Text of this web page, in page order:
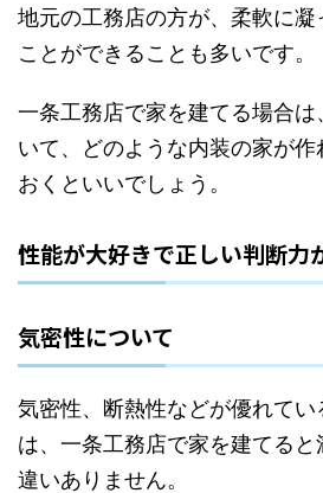
地元の工務店の方が、柔軟に
ことができることも多いです。
一条工務店で家を建てる場合は
いて、どのような内装の家が
おくといいでしょう。
性能が大好きで正しい判断力
気密性について
気密性、断熱性などが優れて
は、一条工務店で家を建てる
違いありません。